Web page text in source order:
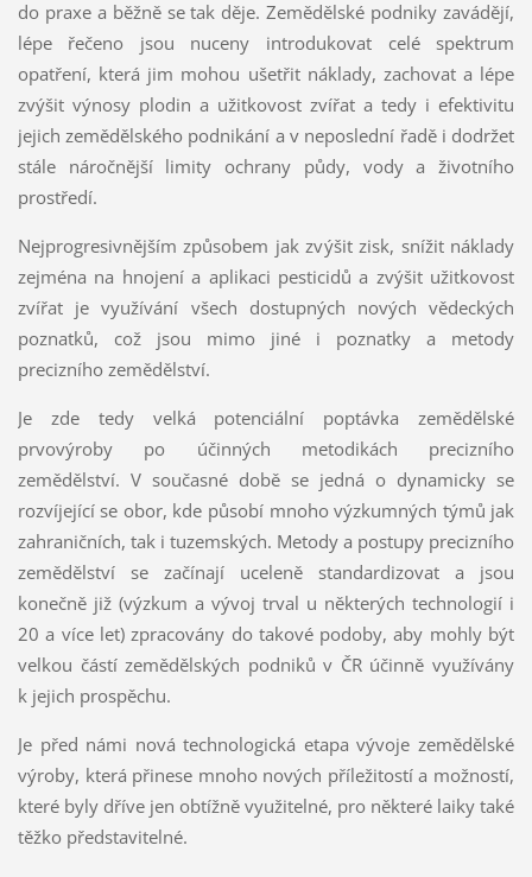
do praxe a běžně se tak děje. Zemědělské podniky zavádějí,
lépe řečeno jsou nuceny introdukovat celé spektrum
opatření, která jim mohou ušetřit náklady, zachovat a lépe
zvýšit výnosy plodin a užitkovost zvířat a tedy i efektivitu
jejich zemědělského podnikání a v neposlední řadě i dodržet
stále náročnější limity ochrany půdy, vody a životního
prostředí.
Nejprogresivnějším způsobem jak zvýšit zisk, snížit náklady
zejména na hnojení a aplikaci pesticidů a zvýšit užitkovost
zvířat je využívání všech dostupných nových vědeckých
poznatků, což jsou mimo jiné i poznatky a metody
precizního zemědělství.
Je zde tedy velká potenciální poptávka zemědělské
prvovýroby po účinných metodikách precizního
zemědělství. V současné době se jedná o dynamicky se
rozvíjející se obor, kde působí mnoho výzkumných týmů jak
zahraničních, tak i tuzemských. Metody a postupy precizního
zemědělství se začínají uceleně standardizovat a jsou
konečně již (výzkum a vývoj trval u některých technologií i
20 a více let) zpracovány do takové podoby, aby mohly být
velkou částí zemědělských podniků v ČR účinně využívány
k jejich prospěchu.
Je před námi nová technologická etapa vývoje zemědělské
výroby, která přinese mnoho nových příležitostí a možností,
které byly dříve jen obtížně využitelné, pro některé laiky také
těžko představitelné.